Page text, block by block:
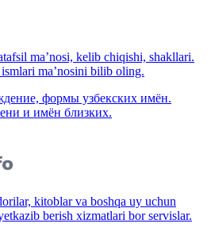
ma’nosi, kelib chiqishi, shakllari.
ma’nosini bilib oling.
формы узбекских имён.
и имён близких.
kitoblar va boshqa uy uchun
berish xizmatlari bor servislar.